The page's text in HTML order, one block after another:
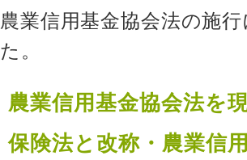
農業信用基金協会法の施
た。
農業信用基金協会法を
保険法と改称・農業信